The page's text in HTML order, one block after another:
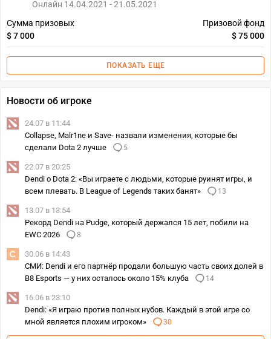
Онлайн 14.04.2021 - 21.05.2021
Сумма призовых
$ 7 000
Призовой фонд
$ 75 000
ПОКАЗАТЬ ЕЩЕ
Новости об игроке
24.07 в 11:44
Collapse, Malr1ne и Save- назвали изменения, которые бы
сделали Dota 2 лучше
5
22.07 в 20:25
Dendi о Dota 2: «Вы играете с людьми, которые руинят игры, и
всем плевать. В League of Legends таких банят»
13
13.07 в 13:54
Рекорд Dendi на Pudge, который держался 15 лет, побили на
EWC 2026
8
30.06 в 14:43
СМИ: Dendi и его партнёр продали большую часть своих долей в
B8 Esports — у них осталось около 15% клуба
14
16.06 в 23:10
Dendi: «Я играю против полных нубов. Каждый в этой игре со
мной является плохим игроком»
30